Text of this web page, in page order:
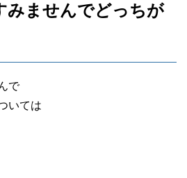
みませんでどっちが
で
いては